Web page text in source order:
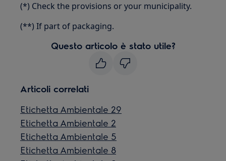
(*) Check the provisions or your municipality.
(**) If part of packaging.
Questo articolo è stato utile?
Articoli correlati
Etichetta Ambientale 29
Etichetta Ambientale 2
Etichetta Ambientale 5
Etichetta Ambientale 8